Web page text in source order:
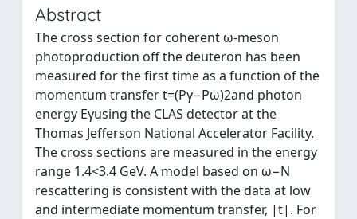
Abstract
The cross section for coherent ω-meson
photoproduction off the deuteron has been
measured for the first time as a function of the
momentum transfer t=(Pγ−Pω)2and photon
energy Eγusing the CLAS detector at the
Thomas Jefferson National Accelerator Facility.
The cross sections are measured in the energy
range 1.4<3.4 GeV. A model based on ω−N
rescattering is consistent with the data at low
and intermediate momentum transfer, |t|. For